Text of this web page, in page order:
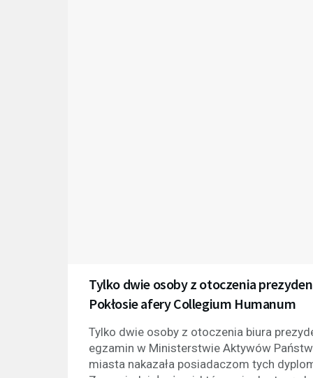
Tylko dwie osoby z otoczenia
Pokłosie afery Collegium Humanum
Tylko dwie osoby z otoczenia biura
egzamin w Ministerstwie Aktywów
miasta nakazała posiadaczom tych